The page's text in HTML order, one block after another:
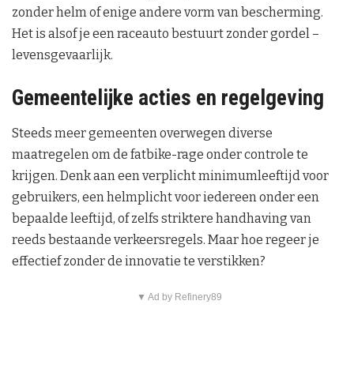
zonder helm of enige andere vorm van bescherming.
Het is alsof je een raceauto bestuurt zonder gordel –
levensgevaarlijk.
Gemeentelijke acties en regelgeving
Steeds meer gemeenten overwegen diverse
maatregelen om de fatbike-rage onder controle te
krijgen. Denk aan een verplicht minimumleeftijd voor
gebruikers, een helmplicht voor iedereen onder een
bepaalde leeftijd, of zelfs striktere handhaving van
reeds bestaande verkeersregels. Maar hoe regeer je
effectief zonder de innovatie te verstikken?
▼ Ad by Refinery89